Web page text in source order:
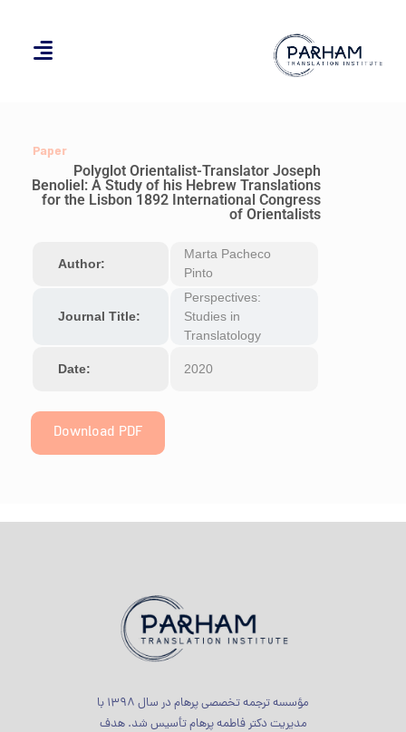
Paper
Polyglot Orientalist-Translator Joseph
Benoliel: A Study of his Hebrew Translations
for the Lisbon 1892 International Congress
of Orientalists
Author:
Marta Pacheco
Pinto
Journal Title:
Perspectives:
Studies in
Translatology
Date: 2020
Download PDF
مؤسسه ترجمه تخصصی پرهام در سال 1398 با
مدیریت دکتر فاطمه پرهام تأسیس شد. هدف